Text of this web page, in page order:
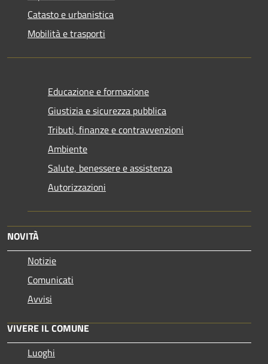
Catasto e urbanistica
Mobilità e trasporti
Educazione e formazione
Giustizia e sicurezza pubblica
Tributi, finanze e contravvenzioni
Ambiente
Salute, benessere e assistenza
Autorizzazioni
NOVITÀ
Notizie
Comunicati
Avvisi
VIVERE IL COMUNE
Luoghi